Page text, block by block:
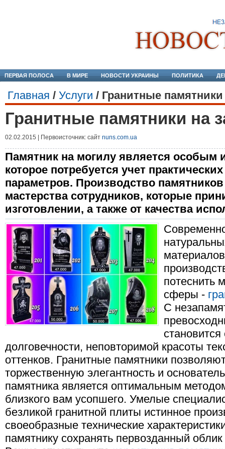
ПЕРВАЯ ПОЛОСА В МИРЕ НОВОСТИ УКРАИНЫ ПОЛИТИКА
Главная / Услуги / Гранитные памятники
Гранитные памятники на
02.02.2015 | Первоисточник: сайт nuns.com.ua
Памятник на могилу является особым
которое потребуется учет
параметров. Производство
мастерства сотрудников, которые
изготовлении, а также от качества
потеснить
сферы -
С
долговечности, неповторимой красоты
оттенков. Гранитные памятники
торжественную элегантность и
памятника является оптимальным
близкого вам усопшего. Умелые
безликой гранитной плиты истинное
своеобразные технические
памятнику сохранять первозданный